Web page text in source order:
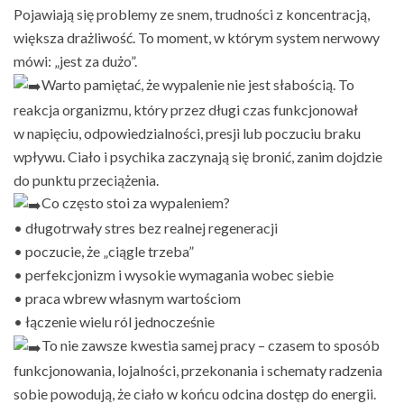
Pojawiają się problemy ze snem, trudności z koncentracją,
większa drażliwość. To moment, w którym system nerwowy
mówi: „jest za dużo”.
Warto pamiętać, że wypalenie nie jest słabością. To
reakcja organizmu, który przez długi czas funkcjonował
w napięciu, odpowiedzialności, presji lub poczuciu braku
wpływu. Ciało i psychika zaczynają się bronić, zanim dojdzie
do punktu przeciążenia.
Co często stoi za wypaleniem?
• długotrwały stres bez realnej regeneracji
• poczucie, że „ciągle trzeba”
• perfekcjonizm i wysokie wymagania wobec siebie
• praca wbrew własnym wartościom
• łączenie wielu ról jednocześnie
To nie zawsze kwestia samej pracy – czasem to sposób
funkcjonowania, lojalności, przekonania i schematy radzenia
sobie powodują, że ciało w końcu odcina dostęp do energii.